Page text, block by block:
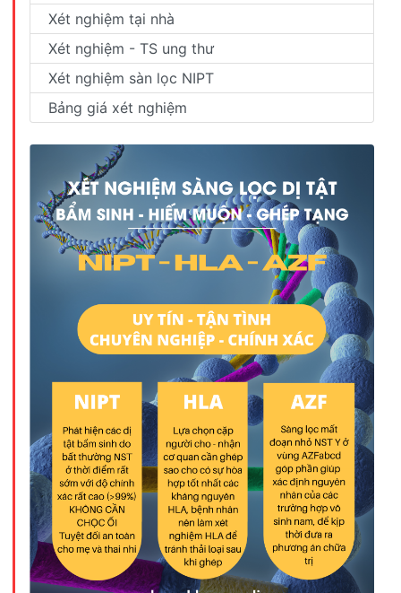
Xét nghiệm tại nhà
Xét nghiệm - TS ung thư
Xét nghiệm sàn lọc NIPT
Bảng giá xét nghiệm